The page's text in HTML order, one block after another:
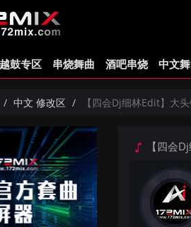
越鼓专区 串烧舞曲 酒吧串烧 中文
中文 修改区 【四会Dj细林Edit】大
【四会